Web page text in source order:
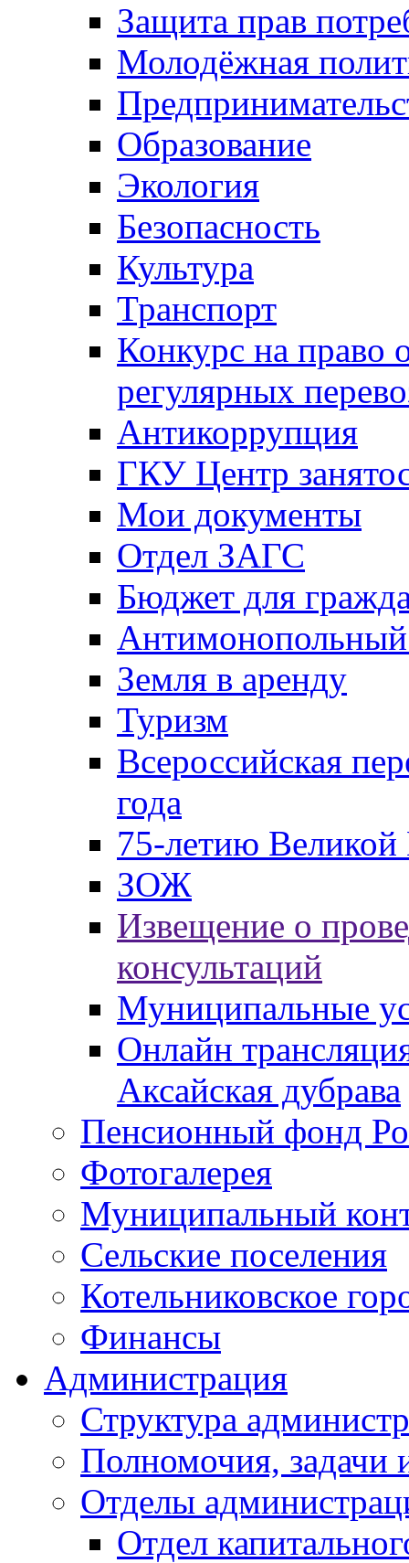
Защита прав
Молодёжная
Образование
Экология
Безопасность
Культура
Транспорт
Конкурс на право
регулярных
Антикоррупция
ГКУ Центр
Мои документы
Отдел ЗАГС
Бюджет для
Антимонопольный
Земля в аренду
Туризм
Всероссийская
года
75-летию
ЗОЖ
Извещение о
консультаций
Муниципальные
Онлайн
Аксайская дубрава
Пенсионный фонд
Фотогалерея
Муниципальный
Сельские поселения
Котельниковское
Финансы
Администрация
Структура
Полномочия, задачи
Отделы
Отдел